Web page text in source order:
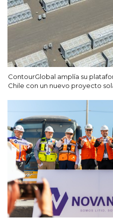
ContourGlobal amplía su
Chile con un nuevo proyecto